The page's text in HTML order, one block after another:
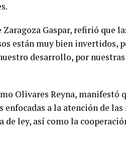
Gaspar, refirió que
están muy bien invertidos,
desarrollo, por
Olivares Reyna, manifestó
a la atención de las
ley, así como la